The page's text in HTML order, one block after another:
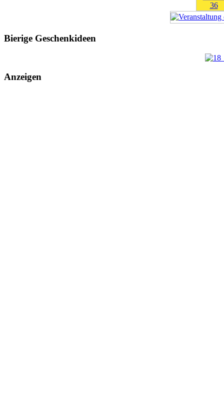
Bierige Geschenkideen
Anzeigen